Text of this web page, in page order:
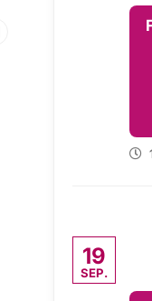
19
SEP.